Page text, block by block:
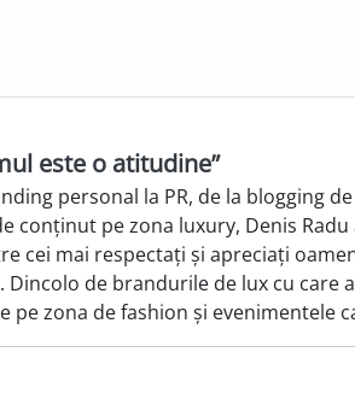
este o atitudine”
personal la PR, de la blogging
conținut pe zona luxury, Denis Radu
cei mai respectați și apreciați
Dincolo de brandurile de lux cu care
pe zona de fashion și evenimentele